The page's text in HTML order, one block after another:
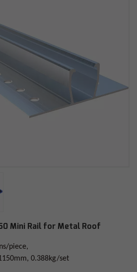
Mini Rail for Metal Roof
piece,
0.388kg/set